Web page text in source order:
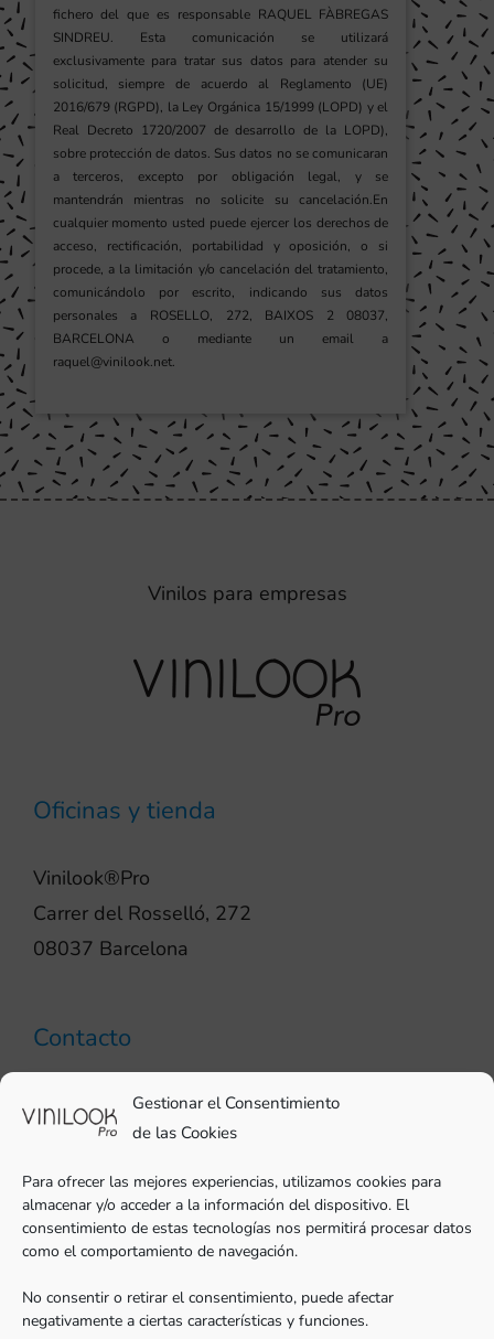
Gestionar el Consentimiento
de las Cookies
Para ofrecer las mejores experiencias, utilizamos cookies para
almacenar y/o acceder a la información del dispositivo. El
consentimiento de estas tecnologías nos permitirá procesar datos
como el comportamiento de navegación.
No consentir o retirar el consentimiento, puede afectar
negativamente a ciertas características y funciones.
fichero del que es responsable RAQUEL FÀBREGAS
SINDREU. Esta comunicación se utilizará
exclusivamente para tratar sus datos para atender su
solicitud, siempre de acuerdo al Reglamento (UE)
2016/679 (RGPD), la Ley Orgánica 15/1999 (LOPD) y el
Real Decreto 1720/2007 de desarrollo de la LOPD),
sobre protección de datos. Sus datos no se comunicaran
a terceros, excepto por obligación legal, y se
mantendrán mientras no solicite su cancelación.En
cualquier momento usted puede ejercer los derechos de
acceso, rectificación, portabilidad y oposición, o si
procede, a la limitación y/o cancelación del tratamiento,
comunicándolo por escrito, indicando sus datos
personales a ROSELLO, 272, BAIXOS 2 08037,
BARCELONA o mediante un email a
raquel@vinilook.net.
Vinilos para empresas
Oficinas y tienda
Vinilook®Pro
Carrer del Rosselló, 272
08037 Barcelona
Contacto
pro@vinilook.es
Vinilos decorativos envinilook.net